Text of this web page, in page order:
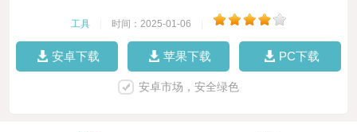
工具 时间：2025-01-06
安卓下载 苹果下载 PC下载
安卓市场，安全绿色